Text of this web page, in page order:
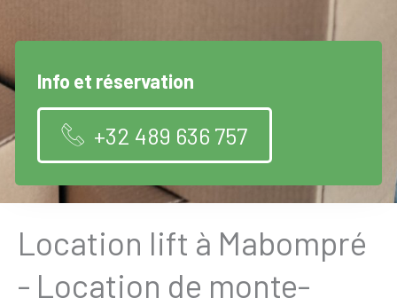
Info et réservation
+32 489 636 757
Location lift à Mabompré
- Location de monte-